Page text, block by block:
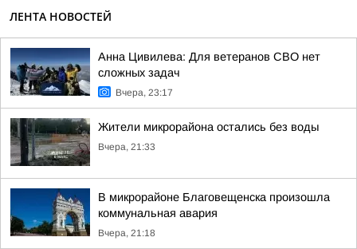
ЛЕНТА НОВОСТЕЙ
Анна Цивилева: Для ветеранов СВО нет
сложных задач
Вчера, 23:17
Жители микрорайона остались без воды
Вчера, 21:33
В микрорайоне Благовещенска произошла
коммунальная авария
Вчера, 21:18